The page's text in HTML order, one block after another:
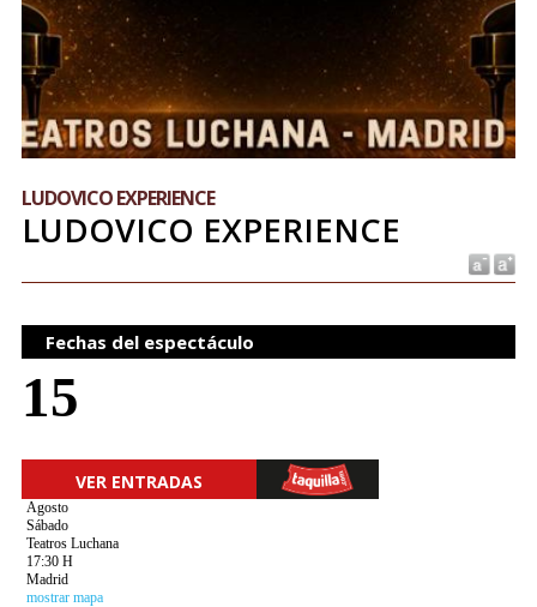
LUDOVICO EXPERIENCE
LUDOVICO EXPERIENCE
Fechas del espectáculo
15
VER ENTRADAS
Agosto
Sábado
Teatros Luchana
17:30 H
Madrid
mostrar mapa